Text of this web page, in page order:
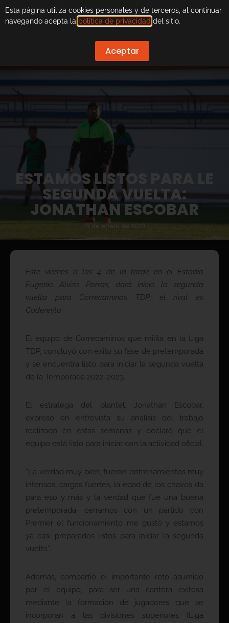
ESTAMOS LISTOS PARA LE
SEGUNDA VUELTA:
JONATHAN ESCOBAR
19 de enero de 2023
Este viernes a las 4 de la tarde en el Estadio
Eugenio Alvizo Porras, dará inicio la segunda
vuelta para Correcaminos TDP; el rival es
Cadereyta
El equipo de Correcaminos que milita en la Liga
TDP, concluyó con éxito su fase de pretemporada
y se encuentra listo para iniciar la segunda vuelta
de la Temporada 2022-2023.
El estratega del plantel, Jonathan Escobar,
expresó en entrevista su análisis del trabajo
realizado en estas semanas y declaró que el
equipo está listo para iniciar con la actividad oficial.
“La verdad muy bien, fueron entrenamientos muy
intensos, cargas fuertes, la edad de los chavos da
para eso y más y la verdad que fue una buena
pretemporada, cerramos con un partido con
Premier el funcionamiento me gustó y estamos
ya casi preparados listos para iniciar la segunda
vuelta”.
Además, compartió el importante reto asumido
por el equipo, para ser una cantera exitosa
mediante la formación de jugadores que se
incorporan a las divisiones superiores (Liga
Esta página utiliza cookies personales y de terceros, al continuar
navegando acepta la política de privacidad del sitio.
Aceptar